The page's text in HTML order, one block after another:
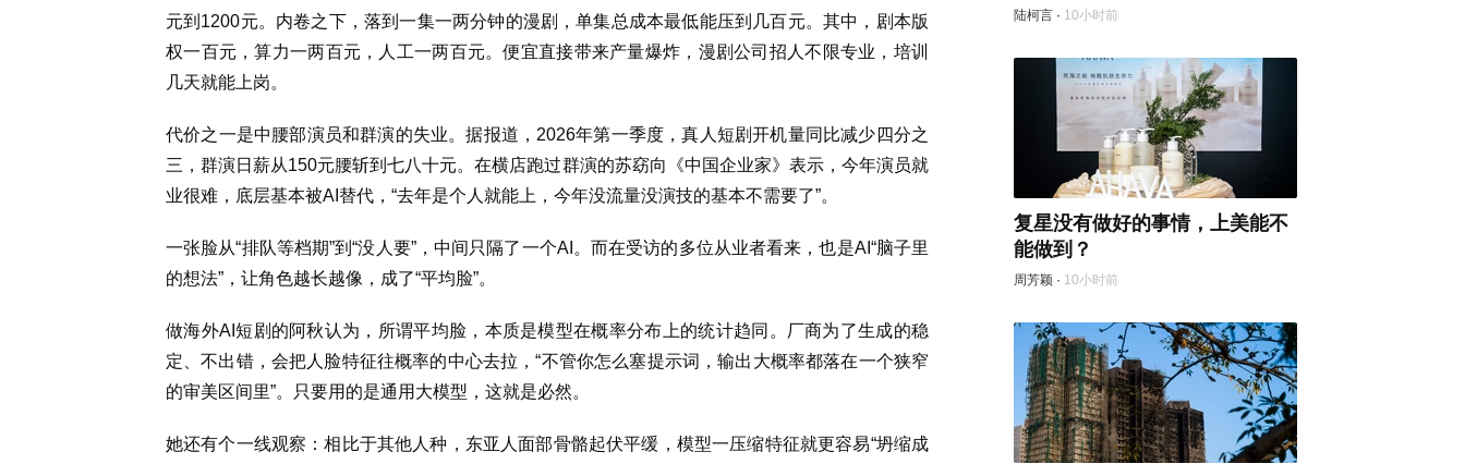
元到1200元。内卷之下，落到一集一两分钟的漫剧，单集总成本最低能压到几百元。其中，剧本版
权一百元，算力一两百元，人工一两百元。便宜直接带来产量爆炸，漫剧公司招人不限专业，培训
几天就能上岗。
代价之一是中腰部演员和群演的失业。据报道，2026年第一季度，真人短剧开机量同比减少四分之
三，群演日薪从150元腰斩到七八十元。在横店跑过群演的苏窈向《中国企业家》表示，今年演员就
业很难，底层基本被AI替代，“去年是个人就能上，今年没流量没演技的基本不需要了”。
一张脸从“排队等档期”到“没人要”，中间只隔了一个AI。而在受访的多位从业者看来，也是AI“脑子里
的想法”，让角色越长越像，成了“平均脸”。
做海外AI短剧的阿秋认为，所谓平均脸，本质是模型在概率分布上的统计趋同。厂商为了生成的稳
定、不出错，会把人脸特征往概率的中心去拉，“不管你怎么塞提示词，输出大概率都落在一个狭窄
的审美区间里”。只要用的是通用大模型，这就是必然。
她还有个一线观察：相比于其他人种，东亚人面部骨骼起伏平缓，模型一压缩特征就更容易“坍缩成
陆柯言 · 10小时前
复星没有做好的事情，上美能不
能做到？
周芳颖 · 10小时前